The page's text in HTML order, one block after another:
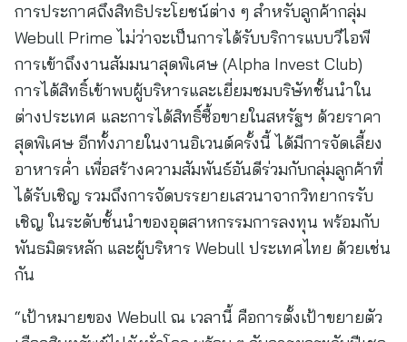
การประกาศถึงสิทธิประโยชน์ต่าง ๆ สำหรับลูกค้ากลุ่ม
Webull Prime ไม่ว่าจะเป็นการได้รับบริการแบบวีไอพี
การเข้าถึงงานสัมมนาสุดพิเศษ (Alpha Invest Club)
การได้สิทธิ์เข้าพบผู้บริหารและเยี่ยมชมบริษัทชั้นนำใน
ต่างประเทศ และการได้สิทธิ์ซื้อขายในสหรัฐฯ ด้วยราคา
สุดพิเศษ อีกทั้งภายในงานอิเวนต์ครั้งนี้ ได้มีการจัดเลี้ยง
อาหารค่ำ เพื่อสร้างความสัมพันธ์อันดีร่วมกับกลุ่มลูกค้าที่
ได้รับเชิญ รวมถึงการจัดบรรยายเสวนาจากวิทยากรรับ
เชิญ ในระดับชั้นนำของอุตสาหกรรมการลงทุน พร้อมกับ
พันธมิตรหลัก และผู้บริหาร Webull ประเทศไทย ด้วยเช่น
กัน
“เป้าหมายของ Webull ณ เวลานี้ คือการตั้งเป้าขยายตัว